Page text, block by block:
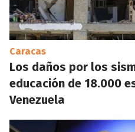
Caracas
Los daños por los
educación de 18.000
Venezuela